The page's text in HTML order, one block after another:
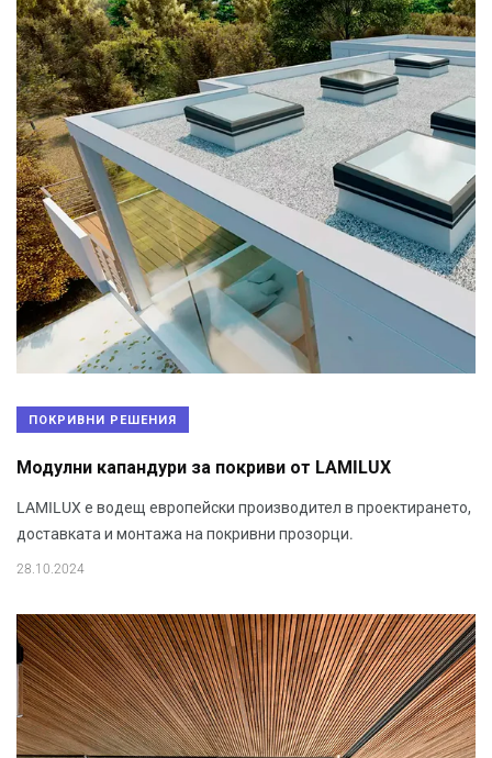
ПОКРИВНИ РЕШЕНИЯ
Модулни капандури за покриви от LAMILUX
LAMILUX е водещ европейски производител в проектирането,
доставката и монтажа на покривни прозорци.
28.10.2024